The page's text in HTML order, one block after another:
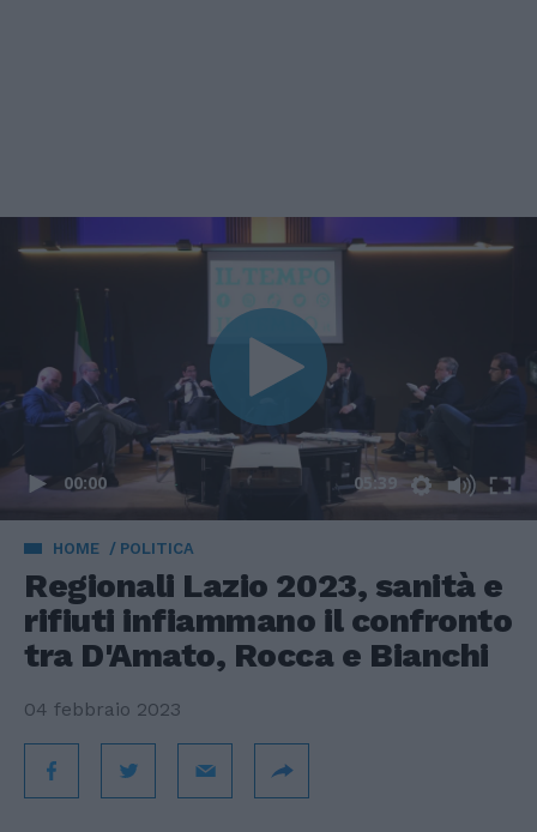
00:00 05:39
HOME POLITICA
Regionali Lazio 2023, sanità e
rifiuti infiammano il confronto
tra D'Amato, Rocca e Bianchi
04 febbraio 2023